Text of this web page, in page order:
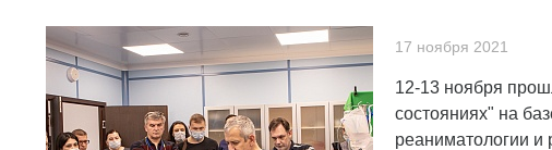
17 ноября 2021
12-13 ноября
состояниях" на
реаниматологии и